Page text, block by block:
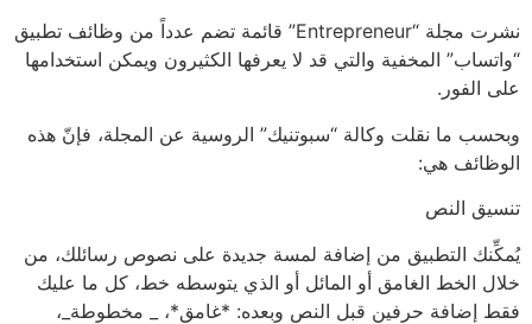
نشرت مجلة “Entrepreneur” قائمة تضم عدداً من وظائف تطبيق
“واتساب” المخفية والتي قد لا يعرفها الكثيرون ويمكن استخدامها
على الفور.
وبحسب ما نقلت وكالة “سبوتنيك” الروسية عن المجلة، فإنّ هذه
الوظائف هي:
تنسيق النص
يُمكِّنك التطبيق من إضافة لمسة جديدة على نصوص رسائلك، من
خلال الخط الغامق أو المائل أو الذي يتوسطه خط، كل ما عليك
فقط إضافة حرفين قبل النص وبعده: *غامق*، _ مخطوطة_،